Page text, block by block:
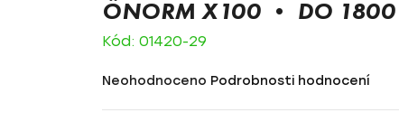
ÖNORM X100 • DO 1800
Kód: 01420-29
Průměrné
Neohodnoceno Podrobnosti hodnocení